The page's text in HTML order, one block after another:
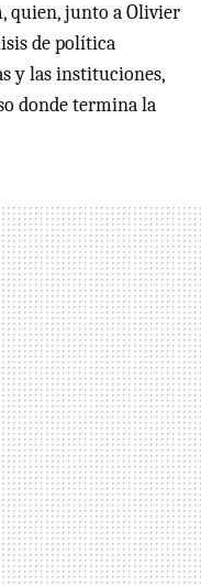
quien, junto a Olivier
de política
y las instituciones,
donde termina la